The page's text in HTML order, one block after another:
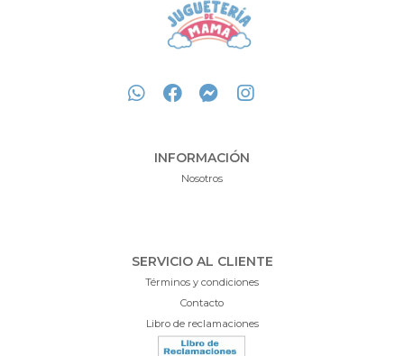
INFORMACIÓN
Nosotros
SERVICIO AL CLIENTE
Términos y condiciones
Contacto
Libro de reclamaciones